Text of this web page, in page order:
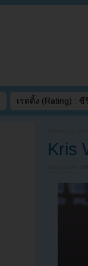
เรตติ้ง (Rating) : ซี
Kris